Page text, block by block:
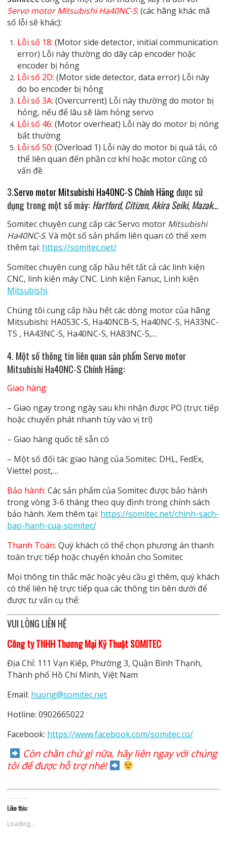
Servo motor Mitsubishi Ha40NC-S: (các hãng khác mã
số lỗi sẽ khác):
Lỗi số 18: (Motor side detector, initial communication
error) Lỗi này thường do dây cáp encoder hoặc
encoder bị hỏng
Lỗi số 2D: (Motor side detector, data error) Lỗi này
do bo encoder bị hỏng
Lỗi số 3A: (Overcurrent) Lỗi này thường do motor bị
hỏng, nếu để lâu sẽ làm hỏng servo
Lỗi số 46: (Motor overheat) Lỗi này do motor bị nóng
bất thường
Lỗi số 50: (Overload 1) Lỗi này do motor bị quá tải, có
thể liên quan đến phần cơ khí hoặc motor cũng có
vấn đề
3.Servo motor Mitsubishi Ha40NC-S Chính Hãngđược sử
dụng trong một số máy: Hartford, Citizen, Akira Seiki, Mazak…
Somitec chuyên cung cấp các Servo motor Mitsubishi
Ha40NC-S. Và một số sản phẩm liên quan có thể xem
thêm tại: https://somitec.net/
Somitec chuyên cung cấp hầu hết tất cả các linh kiện
CNC, linh kiện máy CNC. Linh kiện Fanuc, Linh kiện
Mitsubishi.
Chúng tôi cung cấp hầu hết các dòng motor của hãng
Mitsubishi: HA053C-S, Ha40NCB-S, Ha40NC-S, HA33NC-
TS , HA43NC-S, Ha40NC-S, HA83NC-S,…
4. Một số thông tin liên quansản phẩm Servo motor
Mitsubishi Ha40NC-S Chính Hãng:
Giao hàng:
– Giao ngay trong ngày sau khi nhận được PO (trực tiếp
hoặc chuyển phát nhanh tùy vào vị trí)
– Giao hàng quốc tế sẵn có
– Một số đối tác giao hàng của Somitec: DHL, FedEx,
Viettel post,…
Bảo hành: Các sản phẩm của Somitec được bảo hành
trong vòng 3-6 tháng theo quy định trong chính sách
bảo hành. Xem thêm tại: https://somitec.net/chinh-sach-
bao-hanh-cua-somitec/
Thanh Toán: Quý khách có thể chọn phương án thanh
toán trực tiếp hoặc chuyển khoản cho Somitec
Mọi thông tin thắc mặc hoặc yêu cầu gì thêm, quý khách
có thể liên hệ trực tiếp qua các thông tin bên dưới để
được tư vấn cụ thể:
VUI LÒNG LIÊN HỆ
Công ty TNHH Thương Mại Kỹ Thuật SOMITEC
Địa Chỉ: 111 Vạn Kiếp, Phường 3, Quận Bình Thạnh,
Thành phố Hồ Chí Minh, Việt Nam
Email: huong@somitec.net
Hotline: 0902665022
Facebook: https://www.facebook.com/somitec.co/
Còn chần chừ gì nữa, hãy liên ngay với chúng
tôi để được hỗ trợ nhé!
Like this:
Loading...